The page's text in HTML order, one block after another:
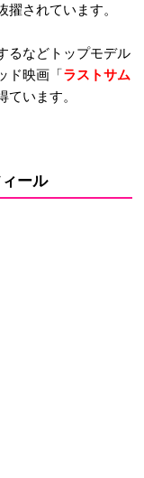
されています。
るなどトップモデル
ド映画「ラストサム
います。
ール